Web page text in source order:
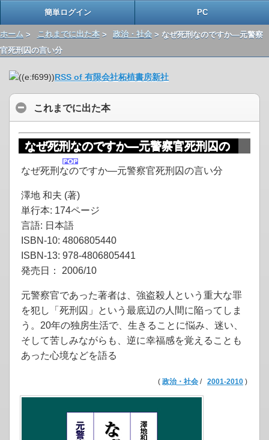
簡単ログイン PC
ホーム > これまでに出た本> 政治・社会 > なぜ死刑なのですか―元警察
官死刑囚の言い分
RSS of 有限会社柘植書房新社
これまでに出た本
なぜ死刑なのですか―元警察官死刑囚の
なぜ死刑なのですか―元警察官死刑囚の言い分
澤地 和夫 (著)
単行本: 174ページ
言語: 日本語
ISBN-10: 4806805440
ISBN-13: 978-4806805441
発売日： 2006/10
元警察官であった著者は、強盗殺人という重大な罪
を犯し「死刑囚」という最底辺の人間に陥ってしま
う。20年の独房生活で、生きることに悩み、迷い、
そして苦しみながらも、逆に幸福感を覚えることも
あった心境などを語る
( 政治・社会 / 2001-2010 )